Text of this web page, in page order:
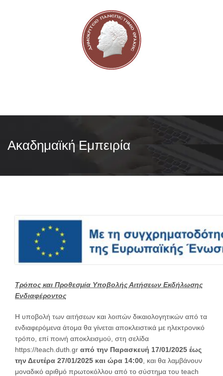
Ακαδημαϊκή Εμπειρία
Τρόπος και Προθεσμία Υποβολής Αιτήσεων Εκδήλωσης
Ενδιαφέροντος
Η υποβολή των αιτήσεων και λοιπών δικαιολογητικών από τα
ενδιαφερόμενα άτομα θα γίνεται αποκλειστικά με ηλεκτρονικό
τρόπο, επί ποινή αποκλεισμού, στη σελίδα
https://teach.duth.gr από την Παρασκευή 17/01/2025 έως
την Δευτέρα 27/01/2025 και ώρα 14:00 , και θα λαμβάνουν
μοναδικό αριθμό πρωτοκόλλου από το σύστημα του teach